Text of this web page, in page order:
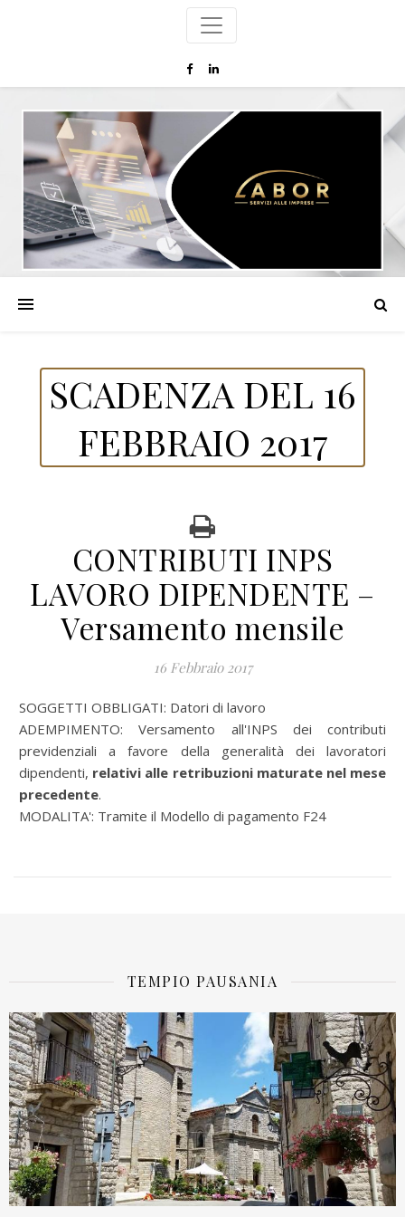
SCADENZA DEL 16
FEBBRAIO 2017
CONTRIBUTI INPS
LAVORO DIPENDENTE –
Versamento mensile
16 Febbraio 2017
SOGGETTI OBBLIGATI: Datori di lavoro
ADEMPIMENTO: Versamento all'INPS dei contributi
previdenziali a favore della generalità dei lavoratori
dipendenti, relativi alle retribuzioni maturate nel mese
precedente.
MODALITA': Tramite il Modello di pagamento F24
TEMPIO PAUSANIA